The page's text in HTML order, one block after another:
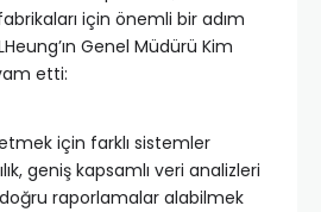
için önemli bir adım
Genel Müdürü Kim
etti:
için farklı sistemler
geniş kapsamlı veri analizleri
raporlamalar alabilmek